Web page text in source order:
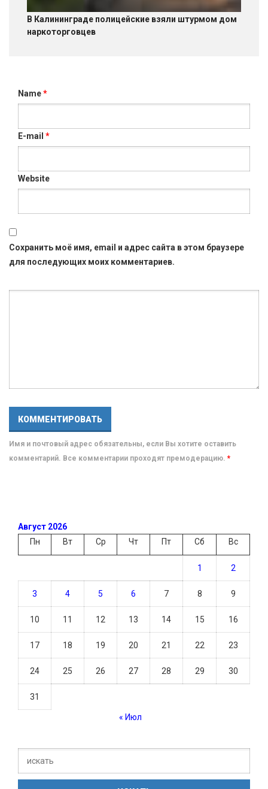
В Калининграде полицейские взяли штурмом дом
наркоторговцев
Name*
E-mail *
Website
Сохранить моё имя, email и адрес сайта в этом браузере
для последующих моих комментариев.
Имя и почтовый адрес обязательны, если Вы хотите оставить
комментарий. Все комментарии проходят премодерацию. *
Август 2026
Пн
Вт Ср Чт Пт Сб Вс
1 2
3 4 5 6 7 8 9
10 11 12 13 14 15 16
17 18 19 20 21 22 23
24 25 26 27 28 29 30
31
« Июл